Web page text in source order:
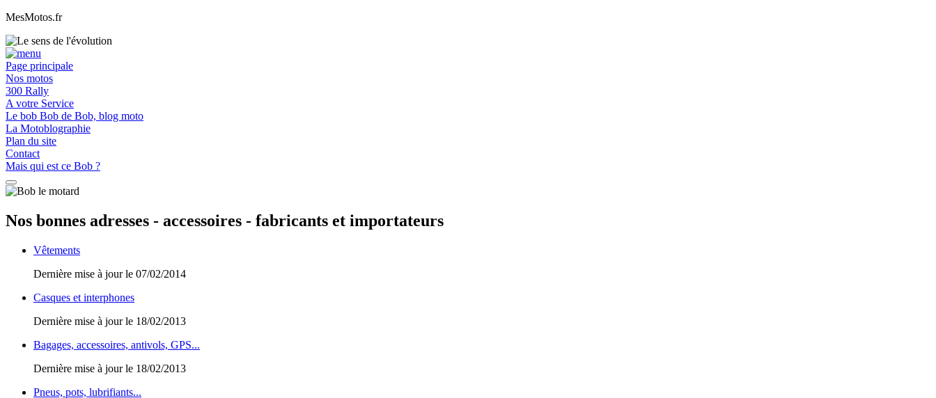
MesMotos.fr
Page principale
Nos motos
300 Rally
A votre Service
Le bob Bob de Bob, blog moto
La Motoblographie
Plan du site
Contact
Mais qui est ce Bob ?
Nos bonnes adresses - accessoires - fabricants et importateurs
Vêtements
Dernière mise à jour le 07/02/2014
Casques et interphones
Dernière mise à jour le 18/02/2013
Bagages, accessoires, antivols, GPS...
Dernière mise à jour le 18/02/2013
Pneus, pots, lubrifiants...